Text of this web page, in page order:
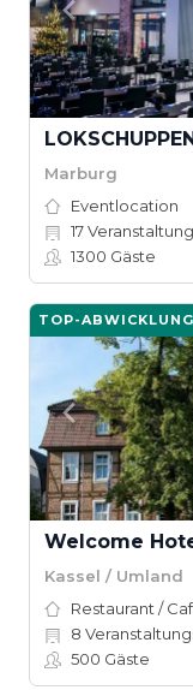
Marburg
Eventlocation
17
1300 Gäste
TOP-ABWICKLUNG
Welcome
Kassel / Umland
Restaurant /
8
500 Gäste